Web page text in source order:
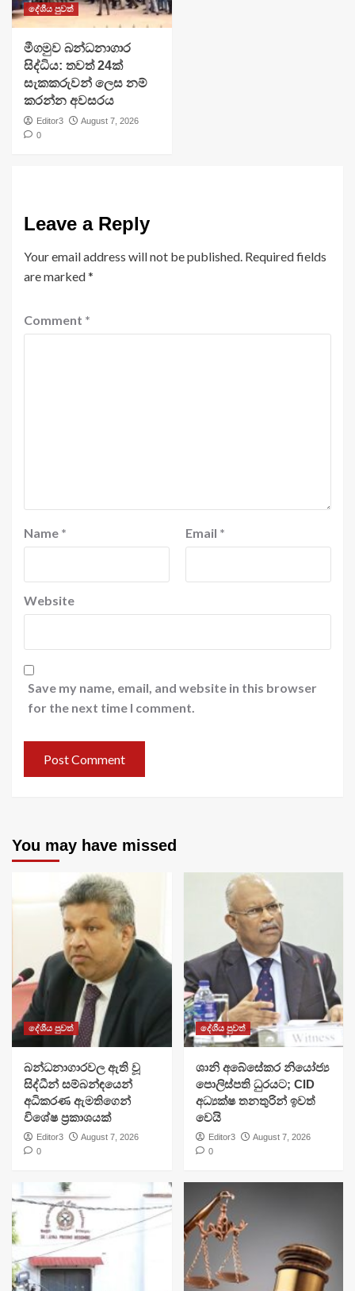
දේශීය පුවත්
මීගමුව බන්ධනාගාර
සිද්ධිය: තවත් 24ක්
සැකකරුවන් ලෙස නම්
කරන්න අවසරය
Editor3
August 7, 2026
0
Leave a Reply
Your email address will not be published. Required fields
are marked*
Comment *
Name * Email *
Website
Save my name, email, and website in this browser
for the next time I comment.
You may have missed
දේශීය පුවත්
බන්ධනාගාරවල ඇති වූ
සිද්ධීන් සම්බන්ඳයෙන්
අධිකරණ ඇමතිගෙන්
විශේෂ ප්‍රකාශයක්
Editor3
August 7, 2026
0
දේශීය පුවත්
ශානි අබේසේකර නියෝජ්‍ය
පොලිස්පති ධුරයට; CID
අධ්‍යක්ෂ තනතුරින් ඉවත්
වෙයි
Editor3
August 7, 2026
0